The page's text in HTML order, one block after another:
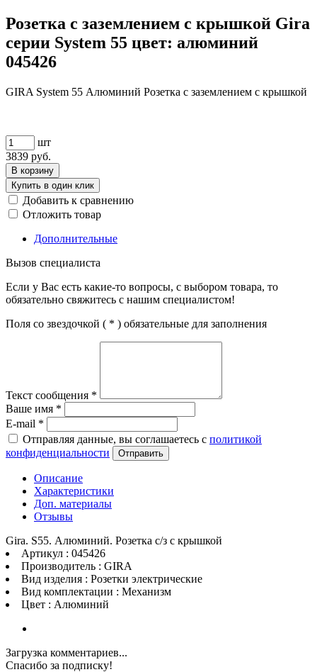
Розетка с заземлением с крышкой Gira
серии System 55 цвет: алюминий
045426
GIRA System 55 Алюминий Розетка с заземлением с крышкой
шт
3839 руб.
В корзину
Купить в один клик
Добавить к сравнению
Отложить товар
Дополнительные
Вызов специалиста
Если у Вас есть какие-то вопросы, с выбором товара, то
обязательно свяжитесь с нашим специалистом!
Поля со звездочкой ( * ) обязательные для заполнения
Текст сообщения *
Ваше имя *
E-mail *
Отправляя данные, вы соглашаетесь с политикой
конфиденциальности
Отправить
Описание
Характеристики
Доп. материалы
Отзывы
Gira. S55. Алюминий. Розетка с/з с крышкой
Артикул : 045426
Производитель : GIRA
Вид изделия : Розетки электрические
Вид комплектации : Механизм
Цвет : Алюминий
Загрузка комментариев...
Спасибо за подписку!